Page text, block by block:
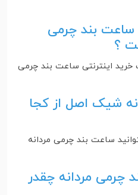
ساعت بند چرمی
؟
اینترنتی ساعت بند چرمی
شیک اصل از کجا
ساعت بند چرمی مردانه
چرمی مردانه چقدر